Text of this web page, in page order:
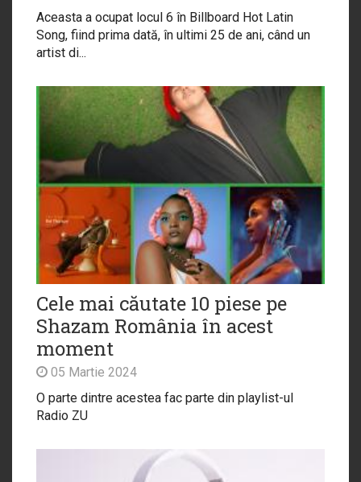
Aceasta a ocupat locul 6 în Billboard Hot Latin
Song, fiind prima dată, în ultimi 25 de ani, când un
artist di...
Cele mai căutate 10 piese pe
Shazam România în acest
moment
05 Martie 2024
O parte dintre acestea fac parte din playlist-ul
Radio ZU